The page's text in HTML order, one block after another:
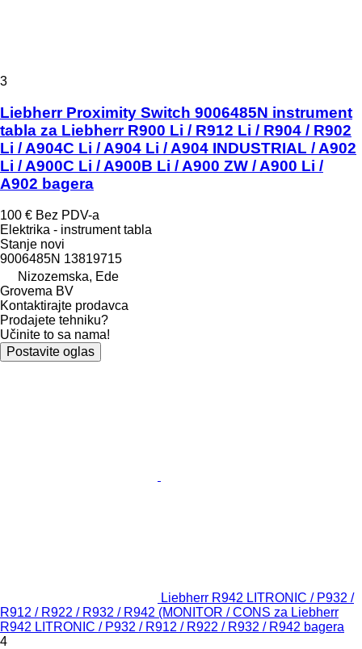
3
Liebherr Proximity Switch 9006485N instrument
tabla za Liebherr R900 Li / R912 Li / R904 / R902
Li / A904C Li / A904 Li / A904 INDUSTRIAL / A902
Li / A900C Li / A900B Li / A900 ZW / A900 Li /
A902 bagera
100 € Bez PDV-a
Elektrika - instrument tabla
Stanje novi
9006485N 13819715
Nizozemska, Ede
Grovema BV
Kontaktirajte prodavca
Prodajete tehniku?
Učinite to sa nama!
Postavite oglas
Liebherr R942 LITRONIC / P932 /
R912 / R922 / R932 / R942 (MONITOR / CONS za Liebherr
R942 LITRONIC / P932 / R912 / R922 / R932 / R942 bagera
4